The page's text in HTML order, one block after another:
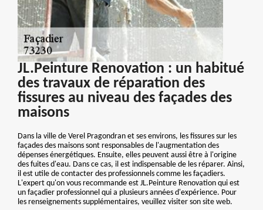
JL.Peinture Renovation : un habitué
des travaux de réparation des
fissures au niveau des façades des
maisons
Dans la ville de Verel Pragondran et ses environs, les fissures sur les
façades des maisons sont responsables de l'augmentation des
dépenses énergétiques. Ensuite, elles peuvent aussi être à l'origine
des fuites d'eau. Dans ce cas, il est indispensable de les réparer. Ainsi,
il est utile de contacter des professionnels comme les façadiers.
L'expert qu'on vous recommande est JL.Peinture Renovation qui est
un façadier professionnel qui a plusieurs années d'expérience. Pour
les renseignements supplémentaires, veuillez visiter son site web.